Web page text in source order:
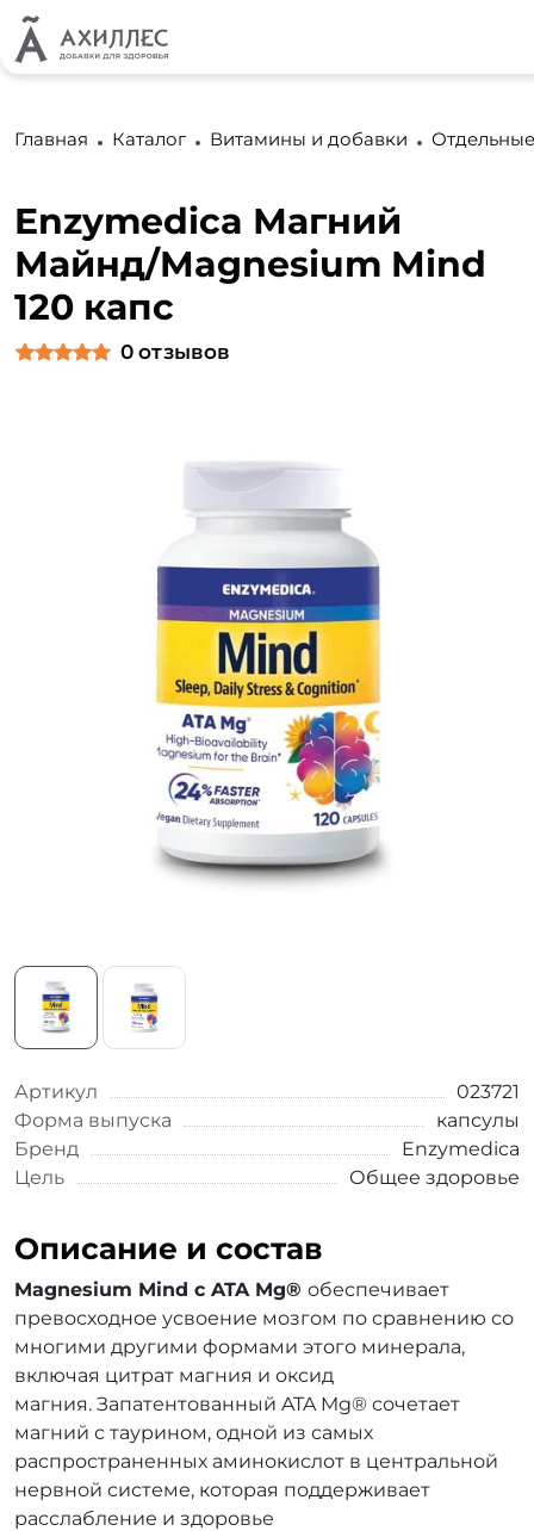
Главная Каталог Витамины и добавки
Enzymedica Магний
Майнд/Magnesium Mind
120 капс
0 отзывов
Артикул
023721
Форма выпуска
капсулы
Бренд
Enzymedica
Цель
Общее здоровье
Описание и состав
Magnesium Mind с ATA Mg® обеспечивает
превосходное усвоение мозгом по сравнению со
многими другими формами этого минерала,
включая цитрат магния и оксид
магния. Запатентованный ATA Mg® сочетает
магний с таурином, одной из самых
распространенных аминокислот в центральной
нервной системе, которая поддерживает
расслабление и здоровье